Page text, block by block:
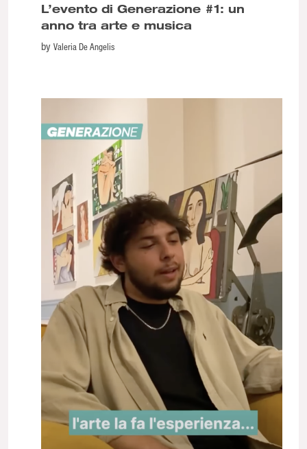
L’evento di Generazione #1: un
anno tra arte e musica
by Valeria De Angelis